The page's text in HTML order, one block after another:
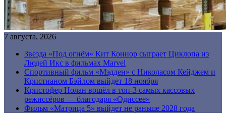
7 августа, 2026
Звезда «Под огнём» Кит Коннор сыграет Циклопа из
Людей Икс в фильмах Marvel
Спортивный фильм «Мэдден» с Николасом Кейджем и
Кристианом Бэйлом выйдет 18 ноября
Кристофер Нолан вошёл в топ-3 самых кассовых
режиссёров — благодаря «Одиссее»
Фильм «Матрица 5» выйдет не раньше 2028 года